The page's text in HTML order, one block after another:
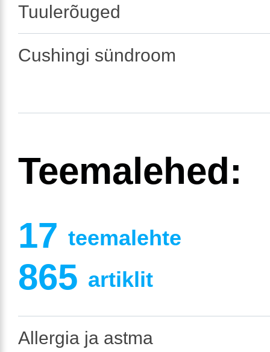
Tuulerõuged
Cushingi sündroom
Teemalehed:
17 teemalehte
865 artiklit
Allergia ja astma